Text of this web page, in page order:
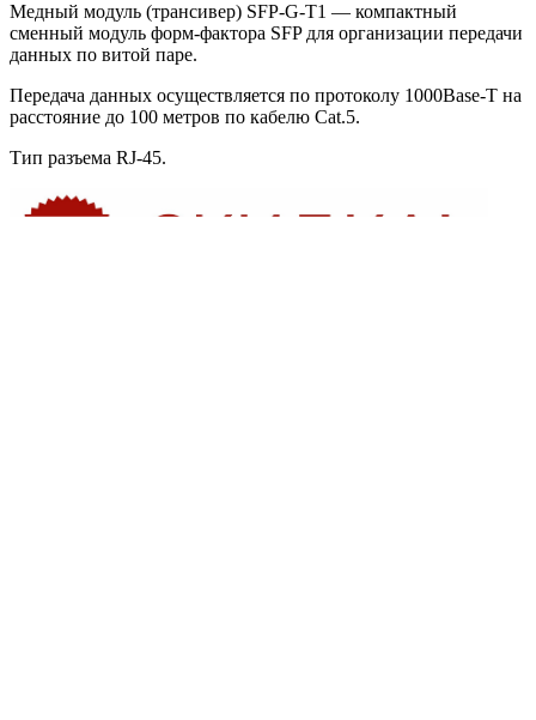
Медный модуль (трансивер) SFP-G-T1 — компактный
сменный модуль форм-фактора SFP для организации передачи
данных по витой паре.
Передача данных осуществляется по протоколу 1000Base-T на
расстояние до 100 метров по кабелю Cat.5.
Тип разъема RJ-45.